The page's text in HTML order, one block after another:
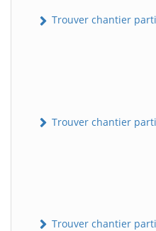
Trouver chantier
Trouver chantier
Trouver chantier